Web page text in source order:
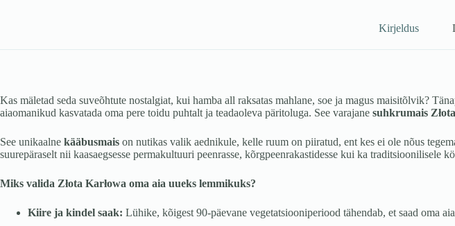
Kirjeldus
Kas mäletad seda suveõhtute nostalgiat, kui hamba all raksatas mahlane, soe ja magus maisitõlvik?
aiaomanikud kasvatada oma pere toidu puhtalt ja teadaoleva päritoluga. See varajane suhkrumais
See unikaalne kääbusmais on nutikas valik aednikule, kelle ruum on piiratud, ent kes ei ole nõus
suurepäraselt nii kaasaegsesse permakultuuri peenrasse, kõrgpeenrakastidesse kui ka traditsioonilisele
Miks valida Złota Karłowa oma aia uueks lemmikuks?
Kiire ja kindel saak: Lühike, kõigest 90-päevane vegetatsiooniperiood tähendab, et saad oma